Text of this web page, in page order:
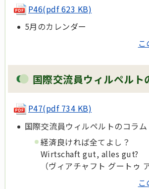
P46(pdf 623 KB)
5月のカレンダー
国際交流員ウィルペルト
P47(pdf 734 KB)
国際交流員ウィルペルトのコラム
経済良ければ全てよし？
Wirtschaft gut, alles gut?
（ヴィアチャフト グートゥ